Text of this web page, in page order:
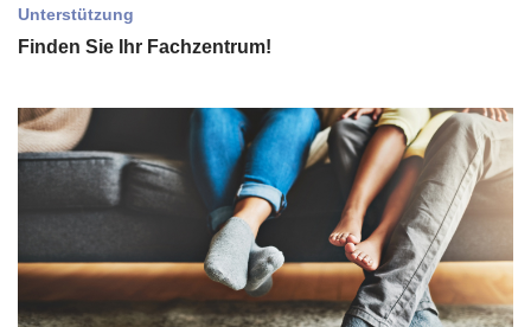
Unterstützung
Finden Sie Ihr Fachzentrum!